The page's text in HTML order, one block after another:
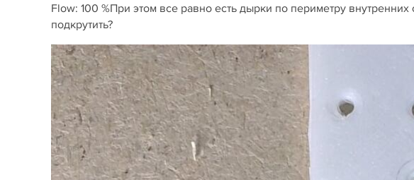
Flow: 100 %При этом все равно есть дырки по периметру
подкрутить?